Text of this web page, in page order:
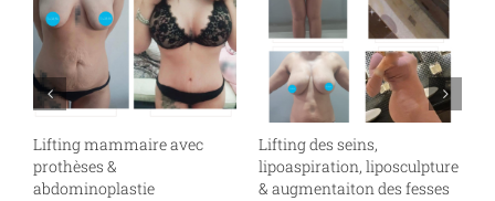
Lifting mammaire avec
prothèses &
abdominoplastie
Lifting des seins,
lipoaspiration, liposculpture
& augmentaiton des fesses